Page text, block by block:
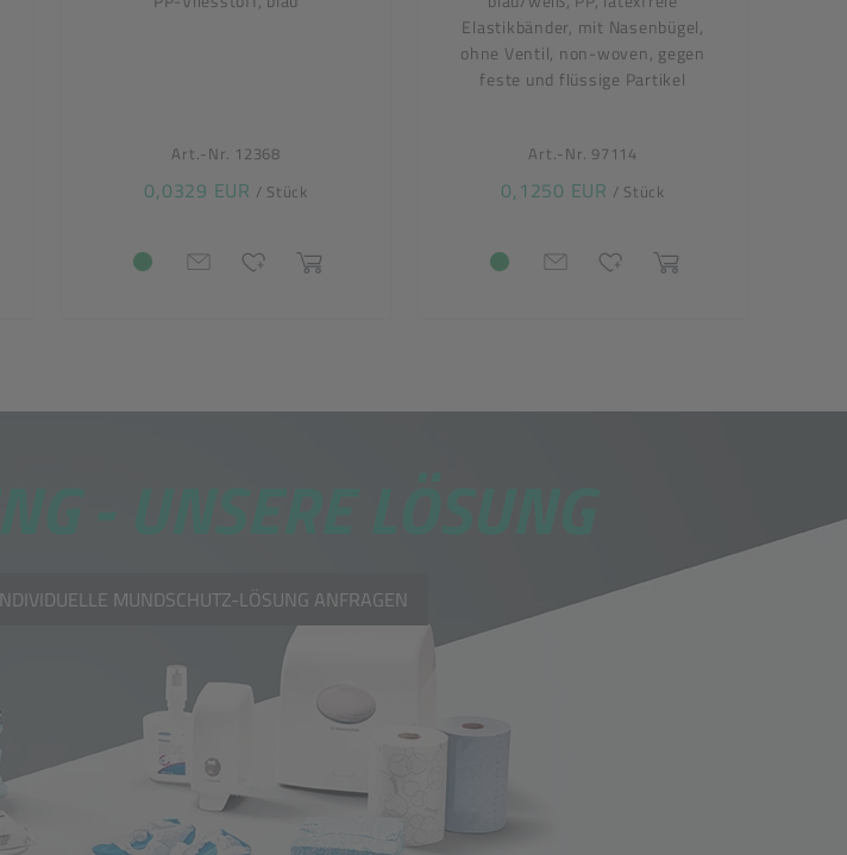
Art.-Nr. 12368
0,0329 EUR / Stück
Elastikbänder, mit Nasenbügel,
ohne Ventil, non-woven, gegen
feste und flüssige Partikel
Art.-Nr. 97114
0,1250 EUR / Stück
INDIVIDUELLE MUNDSCHUTZ-LÖSUNG ANFRAGEN